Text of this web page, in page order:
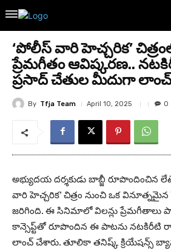
‘పోలీస్ వారి హెచ్చరిక’
ప్రేమగీతం ఆవిష్కరణ..
ప్రసాద్ చేతుల మీదుగా
By Tfja Team April 10, 2025 0
అభ్యుదయ దర్శకుడు బాబ్జీ రూపొందించిన
వారి హెచ్చరిక’ చిత్రం నుంచి ఒక
జరిగింది. ఈ సినిమాలో విలన్లు ప్రేమగీతాలు
కాన్సెప్ట్‌తో రూపొందిన ఈ పాటను నటకిరీటి
లాంచ్ చేశారు. తూలికా తనిష్క్ క్రియేషన్స్